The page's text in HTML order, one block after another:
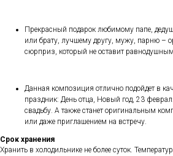
Прекрасный подарок любимому папе,
или брату, лучшему другу, мужу, парню –
сюрприз, который не оставит
Данная композиция отлично подойдет в
праздник: День отца, Новый год, 23
свадьбу. А также станет оригинальным
или даже приглашением на встречу.
Срок хранения
Хранить в холодильнике не более суток.